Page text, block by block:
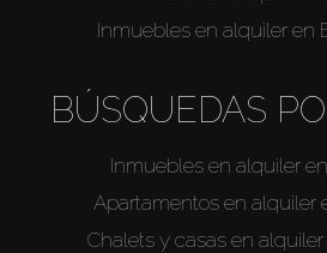
Agentes
About Us
Inmuebles en alquiler en
BÚSQUEDAS
Inmuebles en alquiler
Apartamentos en alquiler
Chalets y casas en alquiler